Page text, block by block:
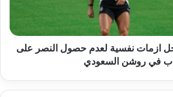
ازمات نفسية لعدم حصول النصر على
في روشن السعودي